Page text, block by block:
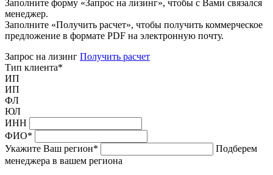
Заполните форму «Запрос на лизинг», чтобы с Вами связался
менеджер.
Заполните «Получить расчет», чтобы получить коммерческое
предложение в формате PDF на электронную почту.
Запрос на лизинг Получить расчет
Тип клиента*
ИП
ИП
ФЛ
ЮЛ
ИНН
ФИО*
Укажите Ваш регион*
Подберем
менеджера в вашем региона